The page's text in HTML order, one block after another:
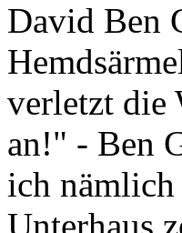
David Ben
verletzt die
an!" - Ben
ich